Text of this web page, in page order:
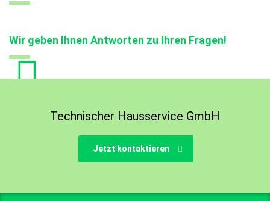
Wir geben Ihnen Antworten zu Ihren Fragen!
Technischer Hausservice GmbH
Jetzt kontaktieren